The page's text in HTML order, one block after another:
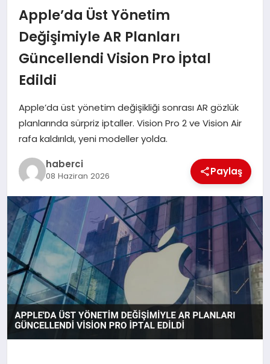
EKONOMI
MAGAZIN
SIYASET
TEKNOLOJI
YAŞAM
Apple’da Üst Yönetim
Değişimiyle AR Planları
Güncellendi Vision Pro İptal
Edildi
Apple’da üst yönetim değişikliği sonrası AR gözlük
planlarında sürpriz iptaller. Vision Pro 2 ve Vision Air
rafa kaldırıldı, yeni modeller yolda.
haberci
08 Haziran 2026 Paylaş